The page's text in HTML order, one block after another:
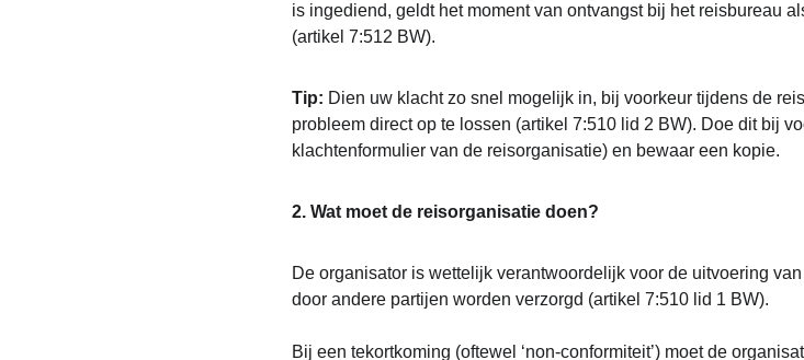
is ingediend, geldt het moment van ontvangst bij het reisbureau
(artikel 7:512 BW).
Tip: Dien uw klacht zo snel mogelijk in, bij voorkeur tijdens de
probleem direct op te lossen (artikel 7:510 lid 2 BW). Doe dit bij
klachtenformulier van de reisorganisatie) en bewaar een kopie.
2. Wat moet de reisorganisatie doen?
De organisator is wettelijk verantwoordelijk voor de uitvoering
door andere partijen worden verzorgd (artikel 7:510 lid 1 BW).
Bij een tekortkoming (oftewel ‘non-conformiteit’) moet de